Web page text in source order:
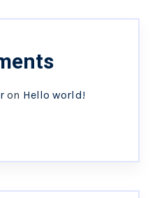
on Hello world!